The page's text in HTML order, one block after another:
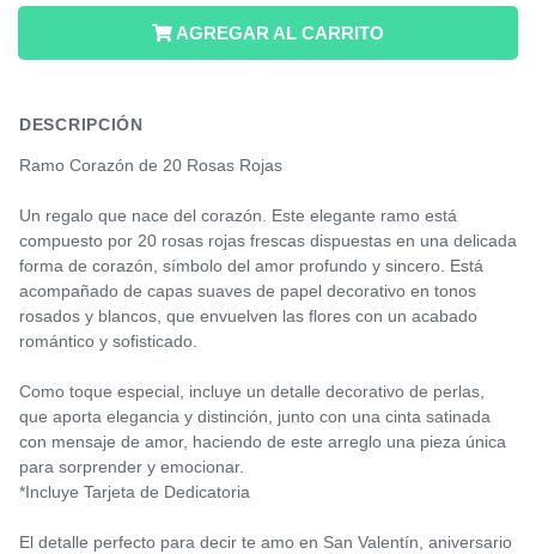
AGREGAR AL CARRITO
DESCRIPCIÓN
Ramo Corazón de 20 Rosas Rojas
Un regalo que nace del corazón. Este elegante ramo está
compuesto por 20 rosas rojas frescas dispuestas en una delicada
forma de corazón, símbolo del amor profundo y sincero. Está
acompañado de capas suaves de papel decorativo en tonos
rosados y blancos, que envuelven las flores con un acabado
romántico y sofisticado.
Como toque especial, incluye un detalle decorativo de perlas,
que aporta elegancia y distinción, junto con una cinta satinada
con mensaje de amor, haciendo de este arreglo una pieza única
para sorprender y emocionar.
*Incluye Tarjeta de Dedicatoria
El detalle perfecto para decir te amo en San Valentín, aniversario